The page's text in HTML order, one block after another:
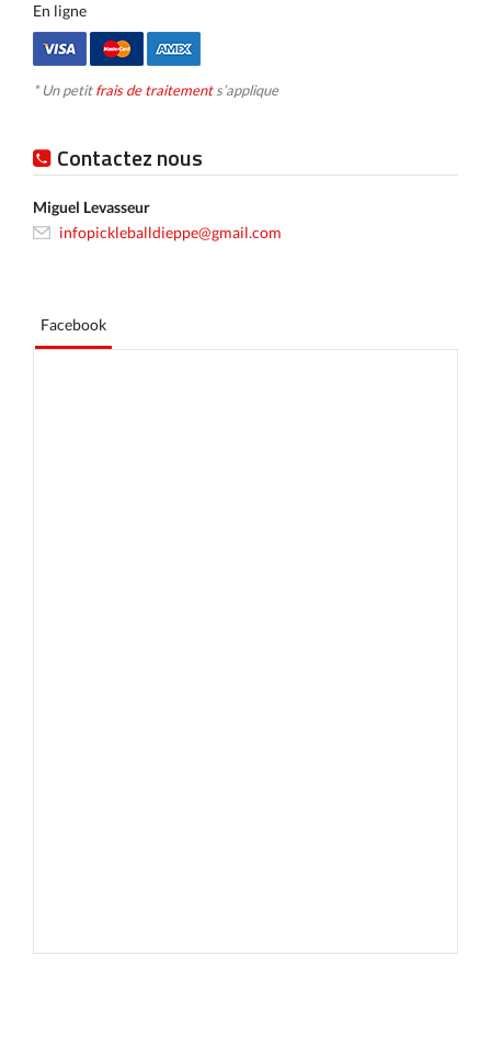
En ligne
* Un petitfrais de traitements’applique
Contactez nous
Miguel Levasseur
infopickleballdieppe@gmail.com
Facebook